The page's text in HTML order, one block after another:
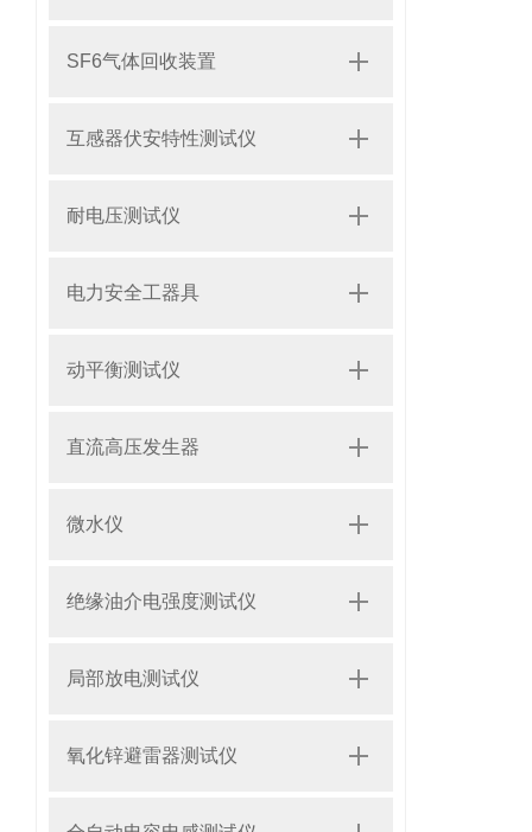
SF6气体回收装置
互感器伏安特性测试仪
耐电压测试仪
电力安全工器具
动平衡测试仪
直流高压发生器
微水仪
绝缘油介电强度测试仪
局部放电测试仪
氧化锌避雷器测试仪